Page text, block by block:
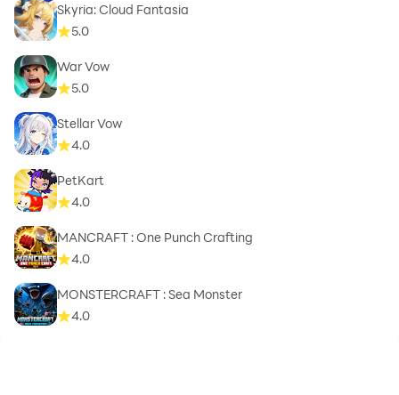
Skyria: Cloud Fantasia
5.0
War Vow
5.0
Stellar Vow
4.0
PetKart
4.0
MANCRAFT : One Punch Crafting
4.0
MONSTERCRAFT : Sea Monster
4.0